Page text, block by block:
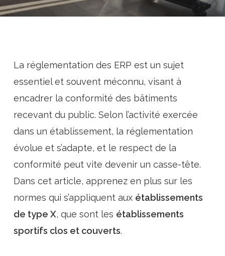
La réglementation des ERP est un sujet
essentiel et souvent méconnu, visant à
encadrer la conformité des bâtiments
recevant du public. Selon l’activité exercée
dans un établissement, la réglementation
évolue et s’adapte, et le respect de la
conformité peut vite devenir un casse-tête.
Dans cet article, apprenez en plus sur les
normes qui s’appliquent aux établissements
de type X, que sont les établissements
sportifs clos et couverts.